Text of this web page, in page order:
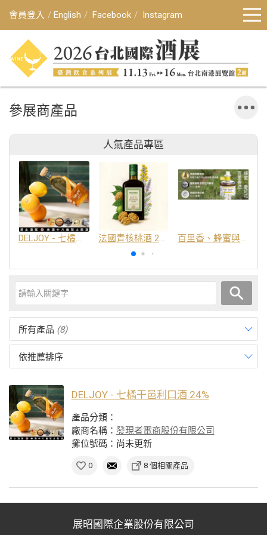
會員登入 English Facebook Instagram
參展商產品
人氣產品專區
DELJOY - 七橘干邑利口酒 24% 法國青核桃酒 25% 百里香、蜂蜜與番紅花酒
所有產品 (8)
依推薦排序
DELJOY - 七橘干邑利口酒 24%
產品分類：
廠商名稱： 發現者電商股份有限公司
攤位號碼：尚未更新
0 8 個相關產品
展昭國際企業股份有限公司